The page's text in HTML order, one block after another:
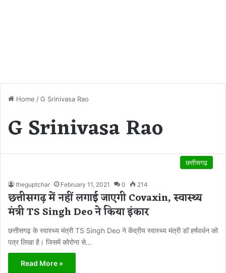
Home /G Srinivasa Rao
G Srinivasa Rao
छत्तीसगढ़
theguptchar February 11, 2021 0 214
छत्तीसगढ़ में नहीं लगाई जाएगी Covaxin, स्वास्थ्य
मंत्री TS Singh Deo ने किया इंकार
छत्तीसगढ़ के स्वास्थ्य मंत्री TS Singh Deo ने केंद्रीय स्वास्थ्य मंत्री डॉ हर्षवर्धन को
पत्र लिखा है। जिसमें कोरोना से…
Read More »